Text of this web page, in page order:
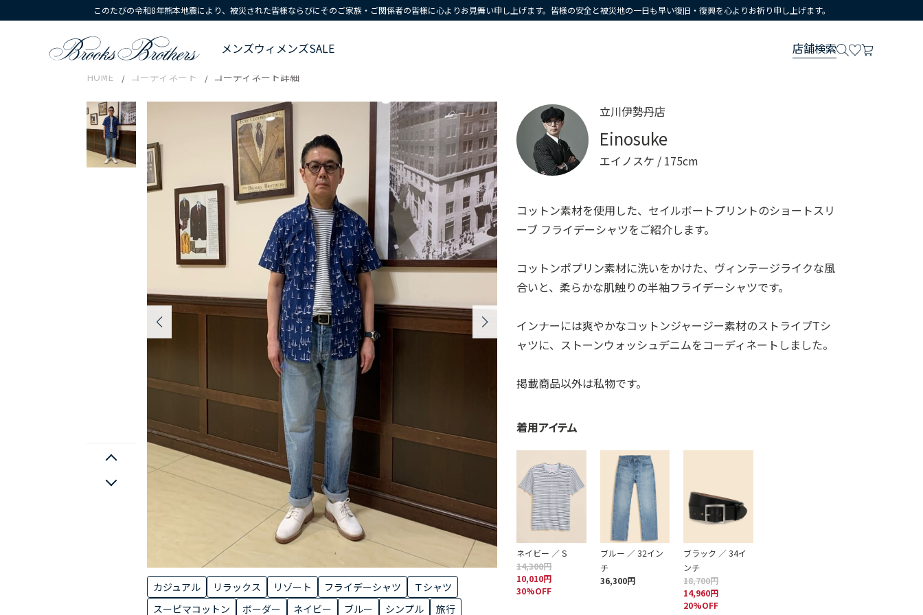
このたびの令和8年熊本地震により、被災された皆様ならびにそのご家族・ご関係者の皆様に心よりお見舞い申し上げます。皆様の安全と被災地の一日も早い復旧・復興を心よりお祈り申し上げます。
メンズウィメンズSALE 店舗検索
HOME コーディネート コーディネート詳細
カジュアル リラックス リゾート フライデーシャツ
Ｔシャツ
スーピマコットン
ボーダー ネイビー ブルー シンプル 旅行
立川伊勢丹店
Einosuke
エイノスケ / 175cm
コットン素材を使用した、セイルボートプリントのショートスリ
ーブ フライデーシャツをご紹介します。
コットンポプリン素材に洗いをかけた、ヴィンテージライクな風
合いと、柔らかな肌触りの半袖フライデーシャツです。
インナーには爽やかなコットンジャージー素材のストライプTシ
ャツに、ストーンウォッシュデニムをコーディネートしました。
掲載商品以外は私物です。
着用アイテム
ネイビー ／ S
14,300円
10,010円
30%OFF
ブルー ／ 32イン
チ
36,300円
ブラック ／ 34イ
ンチ
18,700円
14,960円
20%OFF